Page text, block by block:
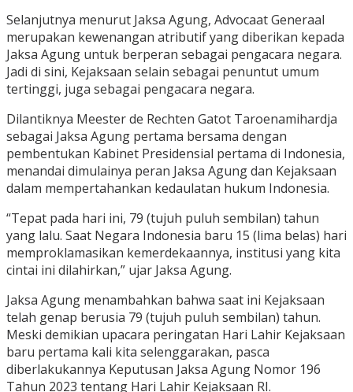
Selanjutnya menurut Jaksa Agung, Advocaat Generaal
merupakan kewenangan atributif yang diberikan kepada
Jaksa Agung untuk berperan sebagai pengacara negara.
Jadi di sini, Kejaksaan selain sebagai penuntut umum
tertinggi, juga sebagai pengacara negara.
Dilantiknya Meester de Rechten Gatot Taroenamihardja
sebagai Jaksa Agung pertama bersama dengan
pembentukan Kabinet Presidensial pertama di Indonesia,
menandai dimulainya peran Jaksa Agung dan Kejaksaan
dalam mempertahankan kedaulatan hukum Indonesia.
“Tepat pada hari ini, 79 (tujuh puluh sembilan) tahun
yang lalu. Saat Negara Indonesia baru 15 (lima belas) hari
memproklamasikan kemerdekaannya, institusi yang kita
cintai ini dilahirkan,” ujar Jaksa Agung.
Jaksa Agung menambahkan bahwa saat ini Kejaksaan
telah genap berusia 79 (tujuh puluh sembilan) tahun.
Meski demikian upacara peringatan Hari Lahir Kejaksaan
baru pertama kali kita selenggarakan, pasca
diberlakukannya Keputusan Jaksa Agung Nomor 196
Tahun 2023 tentang Hari Lahir Kejaksaan RI.